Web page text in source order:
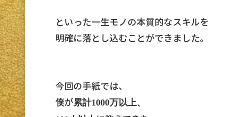
といった一生モノの本質的なスキルを
明確に落とし込むことができました。
今回の手紙では、
僕が累計1000万以上、